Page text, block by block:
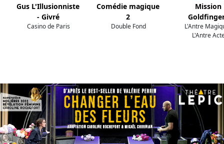
Gus L'Illusionniste
- Givré
Casino de Paris
Comédie magique
2
Double Fond
Mission
L'Antre
L'Antre